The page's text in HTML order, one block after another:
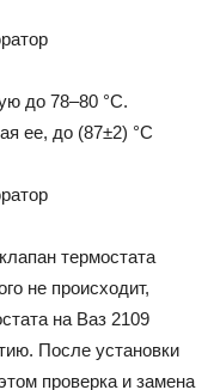
до 78–80 °С.
ее, до (87±2) °С
термостата
не происходит,
на Ваз 2109
После установки
проверка и замена